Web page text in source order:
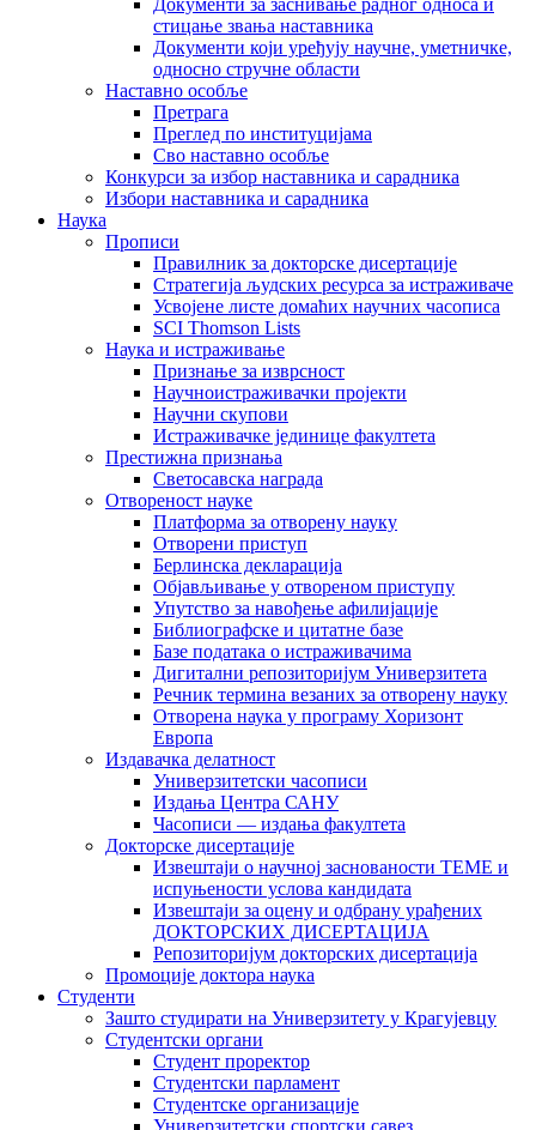
Документи за заснивање радног односа и
стицање звања наставника
Документи који уређују научне, уметничке,
односно стручне области
Наставно особље
Претрага
Преглед по институцијама
Сво наставно особље
Конкурси за избор наставника и сарадника
Избори наставника и сарадника
Наука
Прописи
Правилник за докторске дисертације
Стратегија људских ресурса за истраживаче
Усвојене листе домаћих научних часописа
SCI Thomson Lists
Наука и истраживање
Признање за изврсност
Научноистраживачки пројекти
Научни скупови
Истраживачке јединице факултета
Престижна признања
Светосавска награда
Отвореност науке
Платформа за отворену науку
Отворени приступ
Берлинска декларација
Објављивање у отвореном приступу
Упутство за навођење афилијације
Библиографске и цитатне базе
Базе података о истраживачима
Дигитални репозиторијум Универзитета
Рeчник термина везаних за отворену науку
Отворена наука у програму Хоризонт
Европа
Издавачка делатност
Универзитетски часописи
Издања Центра САНУ
Часописи — издања факултета
Докторске дисертације
Извештаји о научној заснованости ТЕМЕ и
испуњености услова кандидата
Извештаји за оцену и одбрану урађених
ДОКТОРСКИХ ДИСЕРТАЦИЈА
Репозиторијум докторских дисертација
Промоције доктора наука
Студенти
Зашто студирати на Универзитету у Крагујевцу
Студентски органи
Студент проректор
Студентски парламент
Студентске организације
Универзитетски спортски савез